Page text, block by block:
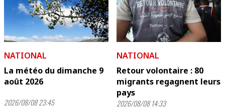
NATIONAL
La météo du dimanche 9
août 2026
2026/08/08 23:45
NATIONAL
Retour volontaire : 80
migrants regagnent leurs
pays
2026/08/08 14:33